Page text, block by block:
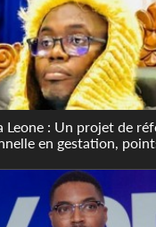
Leone : Un projet de
en gestation,